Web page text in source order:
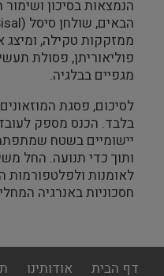
הנמצאות בסיכון ושימור
הבאים, שולחן סיסל (
ממזקקות טקילה, ומיצג
פוליאוריתן, פסולת
מגפיים בבלגיה.
לסיכום, פסגת
בלבד. הכנס מספק
יישומיים בשטח
ותוך כדי תנועה. החל
לאומנות ולפלטפורמות
חסכוניות באנרגיה
footer
דף הבית אודותינו